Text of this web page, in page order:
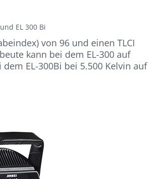
EL 300 Bi
von 96 und einen TLCI
kann bei dem EL-300 auf
EL-300Bi bei 5.500 Kelvin auf